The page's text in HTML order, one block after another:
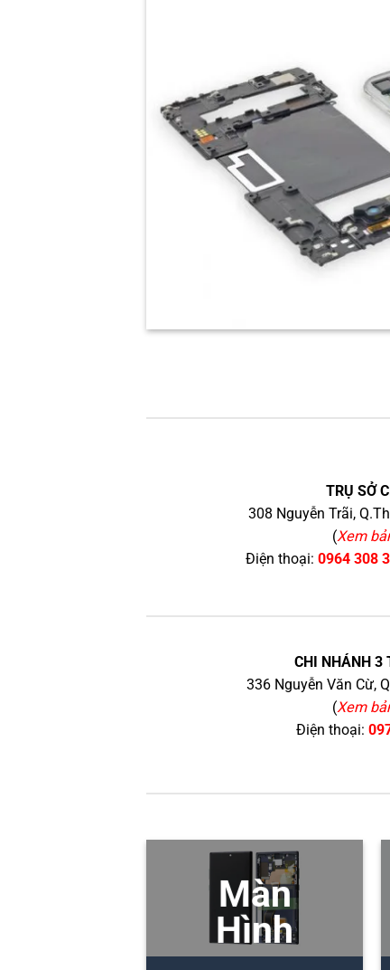
TRỤ SỞ
308 Nguyễn Trãi,
(Xem
Điện thoại: 0964 308
CHI NHÁNH 3
336 Nguyễn Văn Cừ,
(Xem
Điện thoại:
Màn
Hình